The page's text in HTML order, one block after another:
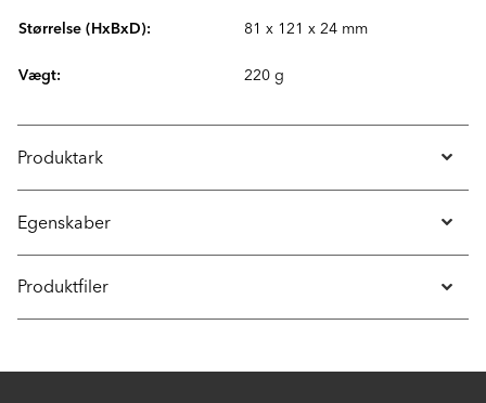
Størrelse (HxBxD): 81 x 121 x 24 mm
Vægt: 220 g
Produktark
Egenskaber
Produktfiler